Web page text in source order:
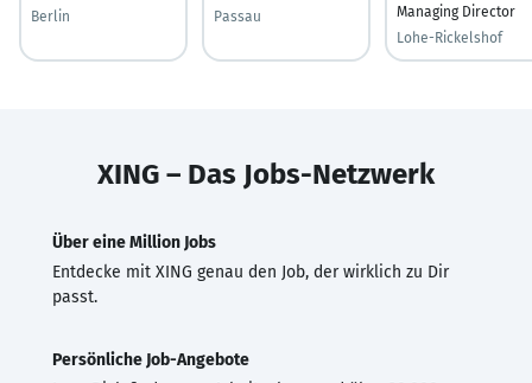
Berlin
Passau
Managing Director
Lohe-Rickelshof
XING – Das Jobs-Netzwerk
Über eine Million Jobs
Entdecke mit XING genau den Job, der wirklich zu Dir
passt.
Persönliche Job-Angebote